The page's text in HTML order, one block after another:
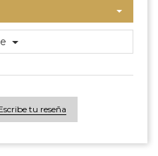
tu reseña